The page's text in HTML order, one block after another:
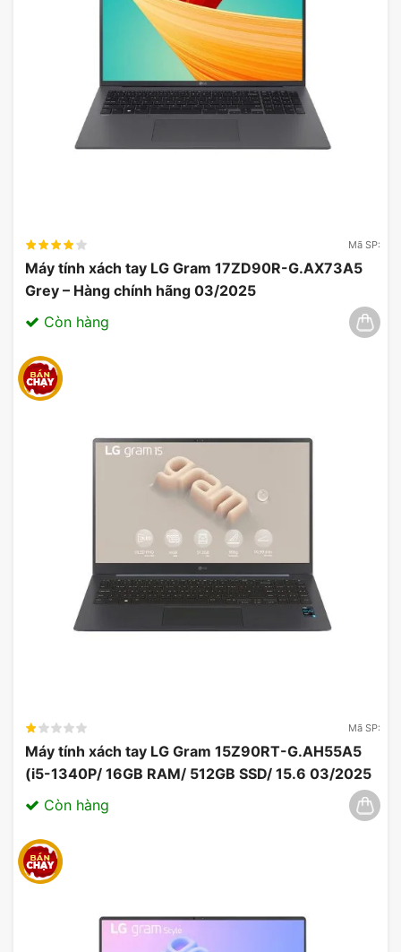
16GB DDR4, hỗ trợ xử lý mượt mà các ứng
dụng và tác vụ đa nhiệm.
512GB SSD, cung cấp tốc độ truy xuất dữ
liệu nhanh và không gian lưu trữ đủ rộng.
Laptop HP EliteBook 640 G11 A7LB1PT được trang
bị bộ vi xử lý Intel Core Ultra 5-125U, cung cấp
khi xử lý nhiều ứng dụng đồng thời. Ổ cứng SSD
512GB NVMe PCIe không chỉ cung cấp không gian
lưu trữ rộng rãi mà còn đảm bảo tốc độ truy xuất
dữ liệu nhanh, giúp tăng cường hiệu quả công việc.
Đánh Giá Laptop HP EliteBook
640 G11 A7LB1PT
chọn lý tưởng cho người dùng doanh nghiệp và
chuyên nghiệp nhờ vào cấu hình mạnh mẽ, tính
năng bảo mật cao và thiết kế sang trọng. Với hiệu
suất ổn định, màn hình chất lượng và thời lượng
pin ấn tượng, chiếc laptop này đáp ứng tốt các
nhu cầu làm việc và giải trí đa dạng của người
Mã SP:
Máy tính xách tay LG Gram 17ZD90R-G.AX73A5
Grey – Hàng chính hãng 03/2025
Còn hàng
Mã SP:
Máy tính xách tay LG Gram 15Z90RT-G.AH55A5
(i5-1340P/ 16GB RAM/ 512GB SSD/ 15.6 03/2025
Còn hàng